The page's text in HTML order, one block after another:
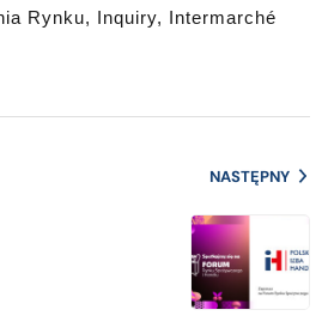
Rynku, Inquiry, Intermarché
NASTĘPNY